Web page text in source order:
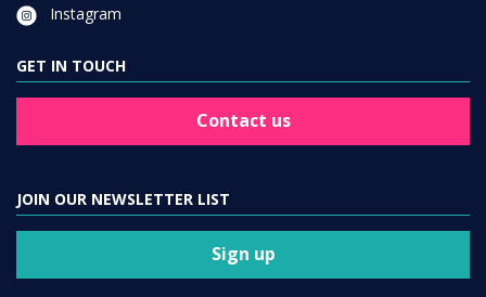
Instagram
GET IN TOUCH
Contact us
JOIN OUR NEWSLETTER LIST
Sign up